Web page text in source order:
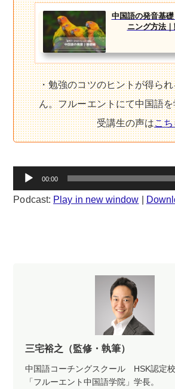
中国語の発音基
ニング方法
・勉強のコツのヒントが得ら
ん。フルーエントにて中国語
受講生の声はこち
声
プ
00:00
Podcast: Play in new window
三宅裕之（監修・執筆）
中国語コーチングスクール HSK認定校
「フルーエント中国語学院」学長。